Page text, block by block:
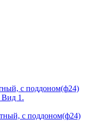
с поддоном(ф24)